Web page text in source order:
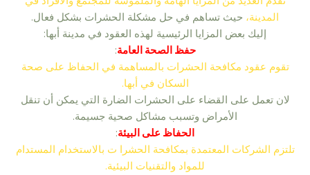
المدينة، حيث تساهم في حل مشكلة الحشرات بشكل فعال.
إليك بعض المزايا الرئيسية لهذه العقود في مدينة أبها:
حفظ الصحة العامة:
تقوم عقود مكافحة الحشرات بالمساهمة في الحفاظ على صحة
السكان في أبها.
لان تعمل على القضاء على الحشرات الضارة التي يمكن أن تنقل
الأمراض وتسبب مشاكل صحية جسيمة.
الحفاظ على البيئة:
تلتزم الشركات المعتمدة بمكافحة الحشرا ت بالاستخدام المستدام
للمواد والتقنيات البيئية.